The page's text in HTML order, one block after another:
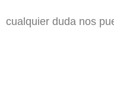
cualquier duda nos